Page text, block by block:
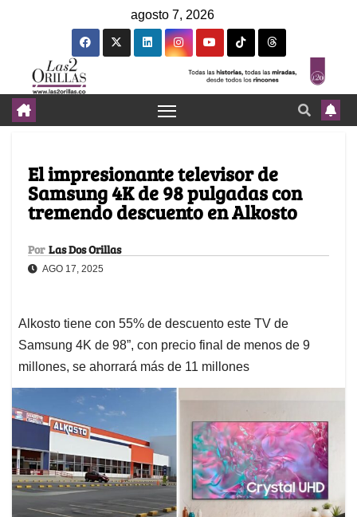
agosto 7, 2026
El impresionante televisor de
Samsung 4K de 98 pulgadas con
tremendo descuento en Alkosto
Por Las Dos Orillas
AGO 17, 2025
Alkosto tiene con 55% de descuento este TV de
Samsung 4K de 98”, con precio final de menos de 9
millones, se ahorrará más de 11 millones